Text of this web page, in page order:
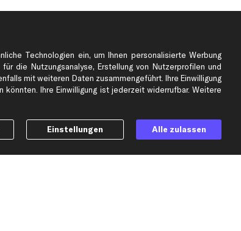
Top Automarken
Ford Ersatzteile
Technologien ein, um Ihnen personalisierte Werbung
die Nutzungsanalyse, Erstellung von Nutzerprofilen und
mit weiteren Daten zusammengeführt. Ihre Einwilligung
Ihre Einwilligung ist jederzeit widerrufbar. Weitere
Einstellungen Alle zulassen